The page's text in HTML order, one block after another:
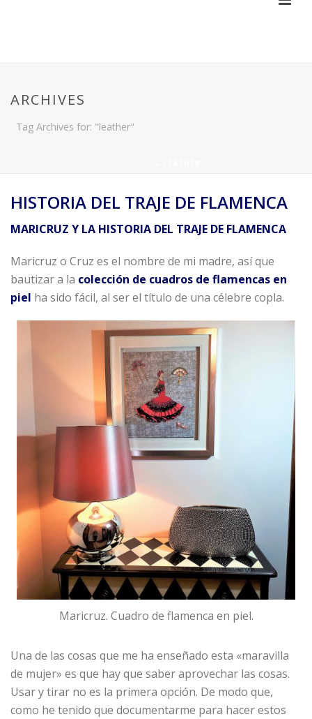
ARCHIVES
Tag Archives for: "leather"
HISTORIA DEL TRAJE DE FLAMENCA
MARICRUZ Y LA HISTORIA DEL TRAJE DE FLAMENCA
Maricruz o Cruz es el nombre de mi madre, así que
bautizar a la colección de cuadros de flamencas en
piel ha sido fácil, al ser el título de una célebre copla.
Maricruz. Cuadro de flamenca en piel.
Una de las cosas que me ha enseñado esta «maravilla
de mujer» es que hay que saber aprovechar las cosas.
Usar y tirar no es la primera opción. De modo que,
como he tenido que documentarme para hacer estos